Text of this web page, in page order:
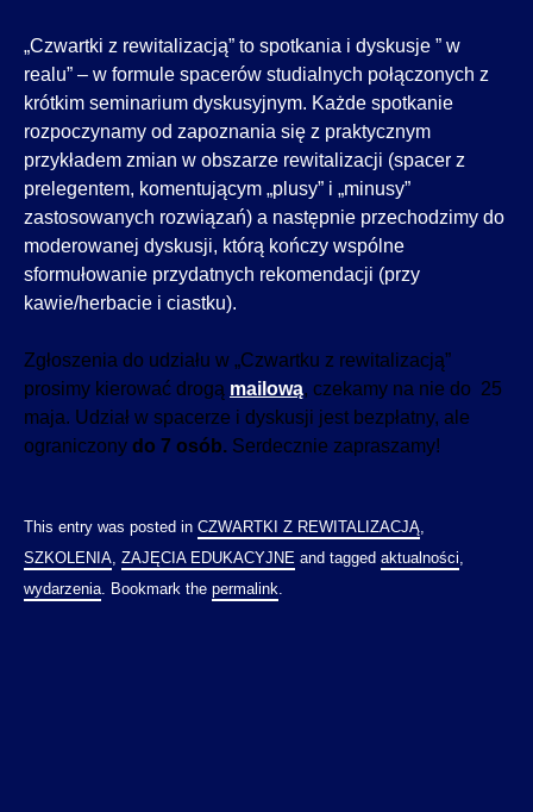
„Czwartki z rewitalizacją” to spotkania i dyskusje ” w
realu” – w formule spacerów studialnych połączonych z
krótkim seminarium dyskusyjnym. Każde spotkanie
rozpoczynamy od zapoznania się z praktycznym
przykładem zmian w obszarze rewitalizacji (spacer z
prelegentem, komentującym „plusy” i „minusy”
zastosowanych rozwiązań) a następnie przechodzimy do
moderowanej dyskusji, którą kończy wspólne
sformułowanie przydatnych rekomendacji (przy
kawie/herbacie i ciastku).
Zgłoszenia do udziału w „Czwartku z rewitalizacją”
prosimy kierować drogą mailową, czekamy na nie do 25
maja. Udział w spacerze i dyskusji jest bezpłatny, ale
ograniczony do 7 osób. Serdecznie zapraszamy!
This entry was posted in CZWARTKI Z REWITALIZACJĄ,
SZKOLENIA, ZAJĘCIA EDUKACYJNE and tagged aktualności,
wydarzenia. Bookmark the permalink.